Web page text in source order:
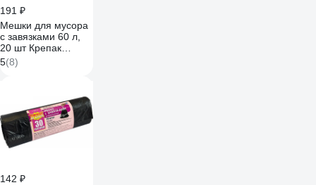
191 ₽
Мешки для мусора
с завязками 60 л,
20 шт Крепак
4607075710313
5(8)
142 ₽